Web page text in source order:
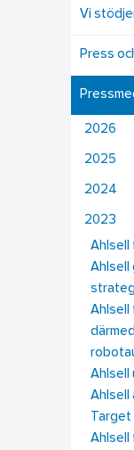
Vi
Press
2026
2025
2024
2023
Ahlsell
Ahlsell
Ahlsell
Ahlsell
Ahlsell
Ahlsell